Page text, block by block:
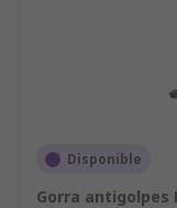
Disponible
Gorra antigolpes